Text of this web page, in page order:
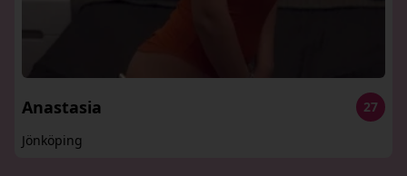
Anastasia
27
Jönköping